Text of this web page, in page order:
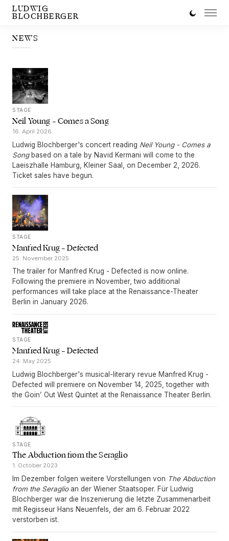
LUDWIG
BLOCHBERGER
NEWS
STAGE
Neil Young – Comes a Song
16. April 2026
Ludwig Blochberger's concert reading Neil Young - Comes a
Songbased on a tale by Navid Kermani will come to the
Laeiszhalle Hamburg, Kleiner Saal, on December 2, 2026.
Ticket sales have begun.
STAGE
Manfred Krug – Defected
25. November 2025
The trailer for Manfred Krug - Defected is now online.
Following the premiere in November, two additional
performances will take place at the Renaissance-Theater
Berlin in January 2026.
STAGE
Manfred Krug – Defected
24. May 2025
Ludwig Blochberger's musical-literary revue Manfred Krug -
Defected will premiere on November 14, 2025, together with
the Goin’ Out West Quintet at the Renaissance Theater Berlin.
STAGE
The Abduction from the Seraglio
1. October 2023
Im Dezember folgen weitere Vorstellungen von The Abduction
from the Seraglioan der Wiener Staatsoper. Für Ludwig
Blochberger war die Inszenierung die letzte Zusammenarbeit
mit Regisseur Hans Neuenfels, der am 6. Februar 2022
verstorben ist.